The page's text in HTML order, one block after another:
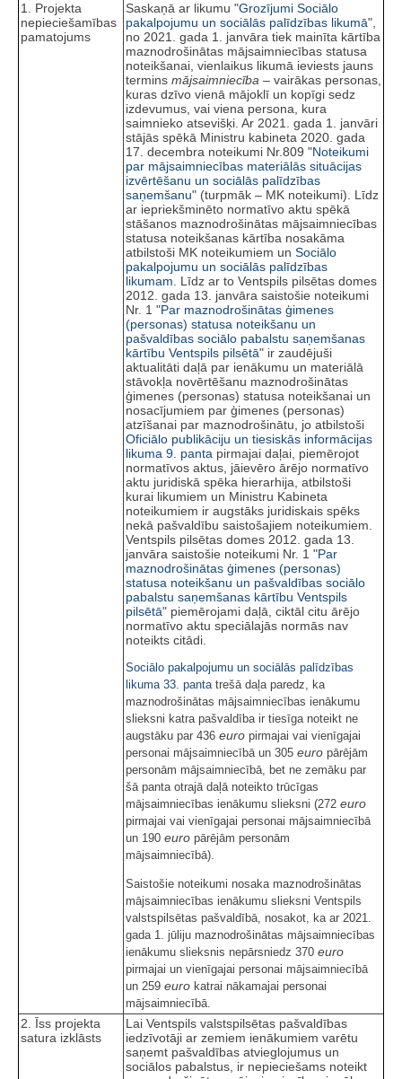
1. Projekta
nepieciešamības
pamatojums
Saskaņā ar likumu "Grozījumi Sociālo
pakalpojumu un sociālās palīdzības likumā",
no 2021. gada 1. janvāra tiek mainīta kārtība
maznodrošinātas mājsaimniecības statusa
noteikšanai, vienlaikus likumā ieviests jauns
termins mājsaimniecība – vairākas personas,
kuras dzīvo vienā mājoklī un kopīgi sedz
izdevumus, vai viena persona, kura
saimnieko atsevišķi. Ar 2021. gada 1. janvāri
stājās spēkā Ministru kabineta 2020. gada
17. decembra noteikumi Nr.809 "Noteikumi
par mājsaimniecības materiālās situācijas
izvērtēšanu un sociālās palīdzības
saņemšanu" (turpmāk – MK noteikumi). Līdz
ar iepriekšminēto normatīvo aktu spēkā
stāšanos maznodrošinātas mājsaimniecības
statusa noteikšanas kārtība nosakāma
atbilstoši MK noteikumiem un Sociālo
pakalpojumu un sociālās palīdzības
likumam. Līdz ar to Ventspils pilsētas domes
2012. gada 13. janvāra saistošie noteikumi
Nr. 1 "Par maznodrošinātas ģimenes
(personas) statusa noteikšanu un
pašvaldības sociālo pabalstu saņemšanas
kārtību Ventspils pilsētā" ir zaudējuši
aktualitāti daļā par ienākumu un materiālā
stāvokļa novērtēšanu maznodrošinātas
ģimenes (personas) statusa noteikšanai un
nosacījumiem par ģimenes (personas)
atzīšanai par maznodrošinātu, jo atbilstoši
Oficiālo publikāciju un tiesiskās informācijas
likuma 9. panta pirmajai daļai, piemērojot
normatīvos aktus, jāievēro ārējo normatīvo
aktu juridiskā spēka hierarhija, atbilstoši
kurai likumiem un Ministru Kabineta
noteikumiem ir augstāks juridiskais spēks
nekā pašvaldību saistošajiem noteikumiem.
Ventspils pilsētas domes 2012. gada 13.
janvāra saistošie noteikumi Nr. 1 "Par
maznodrošinātas ģimenes (personas)
statusa noteikšanu un pašvaldības sociālo
pabalstu saņemšanas kārtību Ventspils
pilsētā" piemērojami daļā, ciktāl citu ārējo
normatīvo aktu speciālajās normās nav
noteikts citādi.
Sociālo pakalpojumu un sociālās palīdzības
likuma 33. pantatrešā daļa paredz, ka
maznodrošinātas mājsaimniecības ienākumu
slieksni katra pašvaldība ir tiesīga noteikt ne
augstāku par 436 euro pirmajai vai vienīgajai
personai mājsaimniecībā un 305 euro pārējām
personām mājsaimniecībā, bet ne zemāku par
šā panta otrajā daļā noteikto trūcīgas
mājsaimniecības ienākumu slieksni (272 euro
pirmajai vai vienīgajai personai mājsaimniecībā
un 190 euro pārējām personām
mājsaimniecībā).
Saistošie noteikumi nosaka maznodrošinātas
mājsaimniecības ienākumu slieksni Ventspils
valstspilsētas pašvaldībā, nosakot, ka ar 2021.
gada 1. jūliju maznodrošinātas mājsaimniecības
ienākumu slieksnis nepārsniedz 370 euro
pirmajai un vienīgajai personai mājsaimniecībā
un 259 euro katrai nākamajai personai
mājsaimniecībā.
2. Īss projekta
satura izklāsts
Lai Ventspils valstspilsētas pašvaldības
iedzīvotāji ar zemiem ienākumiem varētu
saņemt pašvaldības atvieglojumus un
sociālos pabalstus, ir nepieciešams noteikt